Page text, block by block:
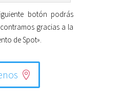
botón podrás
gracias a la
de Spot».